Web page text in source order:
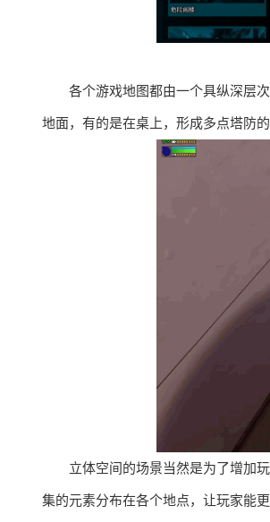
各个游戏地图都由一个具纵深层
地面，有的是在桌上，形成多点塔防的
立体空间的场景当然是为了增加
集的元素分布在各个地点，让玩家能